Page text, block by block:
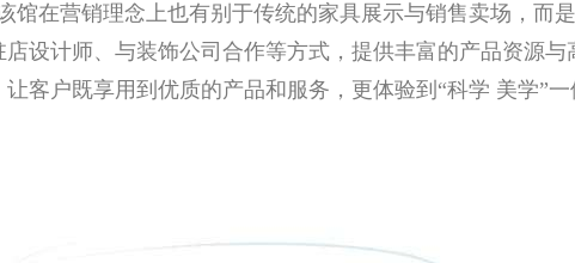
馆在营销理念上也有别于传统的家具展示与销售卖场，而
设计师、与装饰公司合作等方式，提供丰富的产品资源
客户既享用到优质的产品和服务，更体验到“科学 美学”